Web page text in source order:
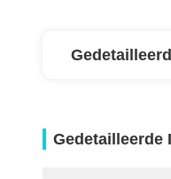
Gedetailleerde